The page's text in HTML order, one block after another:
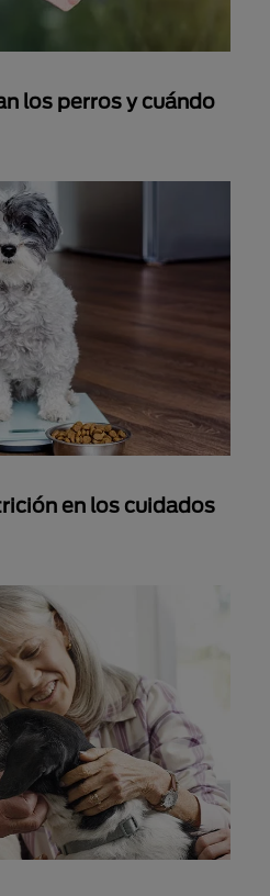
los perros y cuándo
en los cuidados